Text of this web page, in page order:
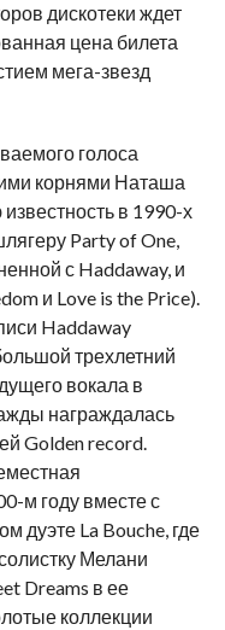
дискотеки ждет
цена билета
мега-звезд
голоса
корнями Наташа
в 1990-х
Party of One,
с Haddaway, и
и Love is the Price).
Haddaway
трехлетний
вокала в
награждалась
Golden record.
м году вместе с
дуэте La Bouche, где
Мелани
Dreams в ее
коллекции